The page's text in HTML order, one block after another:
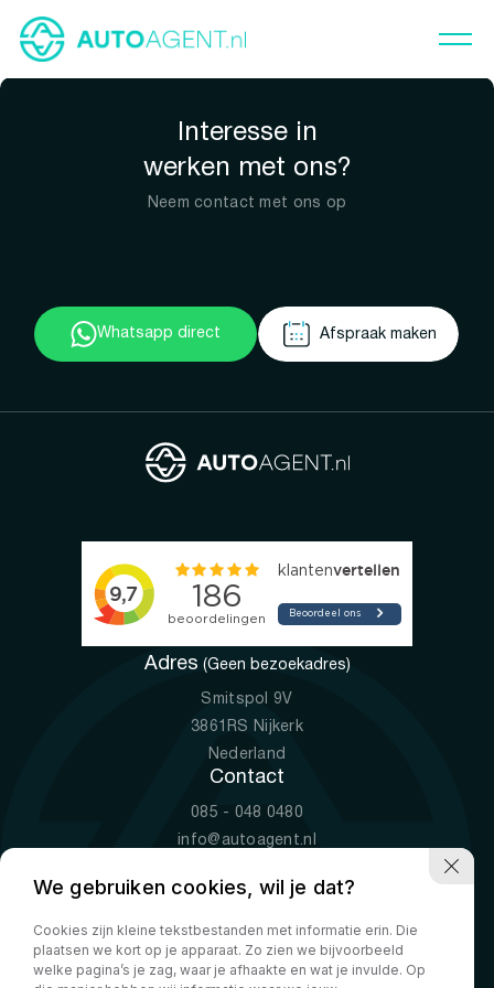
Interesse in
werken met ons?
Neem contact met ons op
Whatsapp direct Afspraak maken
Adres (Geen bezoekadres)
Smitspol 9V
3861RS Nijkerk
Nederland
Contact
085 - 048 0480
info@autoagent.nl
Openingstijden
Ma-Vr
09:00 - 19:00
Za
10:00 - 17:00
We gebruiken cookies, wil je dat?
Cookies zijn kleine tekstbestanden met informatie erin. Die
plaatsen we kort op je apparaat. Zo zien we bijvoorbeeld
welke pagina’s je zag, waar je afhaakte en wat je invulde. Op